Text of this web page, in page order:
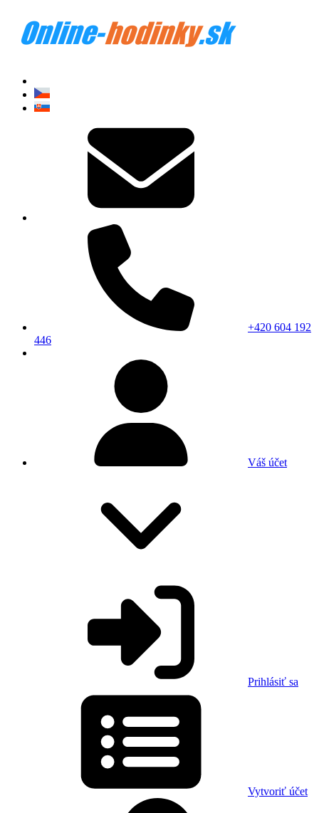
+420 604 192
446
Váš účet
Prihlásiť sa
Vytvoriť účet